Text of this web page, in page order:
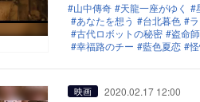
山中傳奇
天龍一座がゆく
あなたを想う
台北暮色
古代ロボットの秘密
盗命師
幸福路のチー
藍色夏恋
映画 2020.02.17 12:00